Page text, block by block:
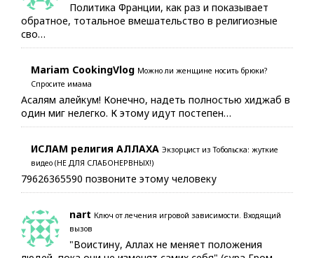
Политика Франции, как раз и показывает
обратное, тотальное вмешательство в религиозные
сво…
Mariam CookingVlog Можно ли женщине носить брюки?
Спросите имама
Асалям алейкум! Конечно, надеть полностью хиджаб в
один миг нелегко. К этому идут постепен…
ИСЛАМ религия АЛЛАХА Экзорцист из Тобольска: жуткие
видео (НЕ ДЛЯ СЛАБОНЕРВНЫХ!)
79626365590 позвоните этому человеку
nart Ключ от лечения игровой зависимости. Входящий
вызов
"Воистину, Аллах не меняет положения